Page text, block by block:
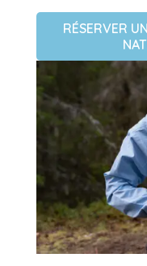
RÉSERVER